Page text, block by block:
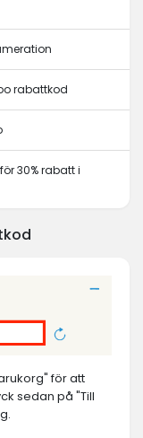
rabattkod
30% rabatt i
för att
sedan på "Till